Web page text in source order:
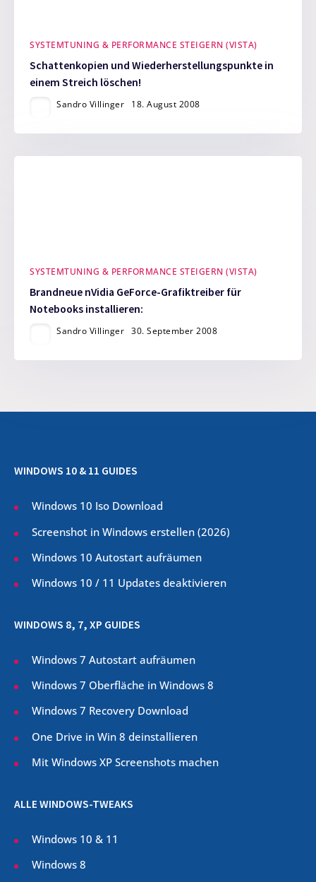
SYSTEMTUNING & PERFORMANCE STEIGERN (VISTA)
Schattenkopien und Wiederherstellungspunkte in
einem Streich löschen!
Sandro Villinger 18. August 2008
SYSTEMTUNING & PERFORMANCE STEIGERN (VISTA)
Brandneue nVidia GeForce-Grafiktreiber für
Notebooks installieren:
Sandro Villinger 30. September 2008
WINDOWS 10 & 11 GUIDES
Windows 10 Iso Download
Screenshot in Windows erstellen (2026)
Windows 10 Autostart aufräumen
Windows 10 / 11 Updates deaktivieren
WINDOWS 8, 7, XP GUIDES
Windows 7 Autostart aufräumen
Windows 7 Oberfläche in Windows 8
Windows 7 Recovery Download
One Drive in Win 8 deinstallieren
Mit Windows XP Screenshots machen
ALLE WINDOWS-TWEAKS
Windows 10 & 11
Windows 8